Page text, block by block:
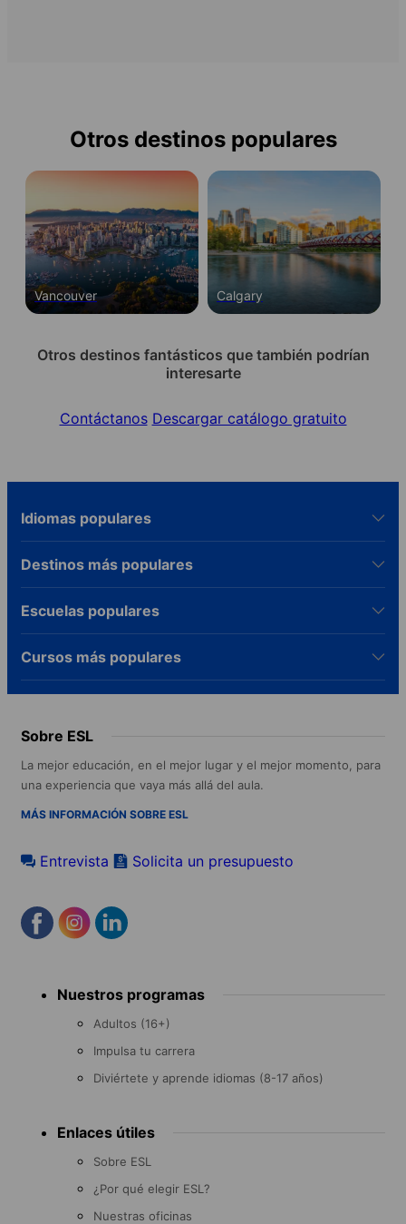
Otros destinos populares
Vancouver Calgary
Otros destinos fantásticos que también podrían
interesarte
Contáctanos Descargar catálogo gratuito
Idiomas populares
Destinos más populares
Escuelas populares
Cursos más populares
Sobre ESL
La mejor educación, en el mejor lugar y el mejor momento, para
una experiencia que vaya más allá del aula.
MÁS INFORMACIÓN SOBRE ESL
Entrevista Solicita un presupuesto
menu Nuestros programas
Adultos (16+)
Impulsa tu carrera
Diviértete y aprende idiomas (8-17 años)
Enlaces útiles
Sobre ESL
¿Por qué elegir ESL?
Nuestras oficinas